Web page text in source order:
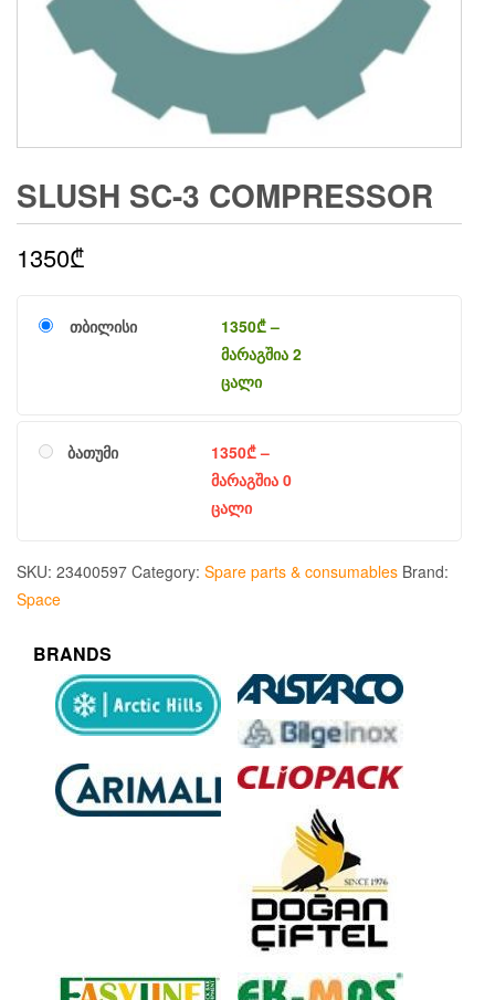
SLUSH SC-3 COMPRESSOR
1350₾
თბილისი 1350₾–
მარაგშია 2
ცალი
ბათუმი 1350₾–
მარაგშია 0
ცალი
SKU: 23400597 Category: Spare parts & consumables Brand:
Space
BRANDS